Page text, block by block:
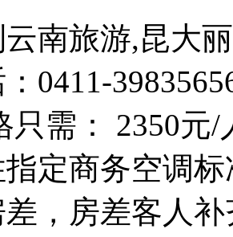
南旅游,昆大
0411-
只需： 2350元
定商务空调
，房差客人